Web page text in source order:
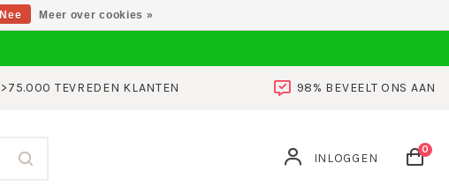
>75.000 TEVREDEN KLANTEN 98% BEVEELT ONS AAN
INLOGGEN
0
Nee Meer over cookies »